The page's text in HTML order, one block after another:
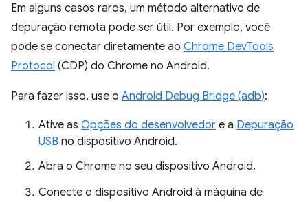
Em alguns casos raros, um método alternativo de
depuração remota pode ser útil. Por exemplo, você
pode se conectar diretamente ao Chrome DevTools
Protocol (CDP) do Chrome no Android.
Para fazer isso, use o Android Debug Bridge (adb):
Ative as Opções do desenvolvedor e a Depuração
USB no dispositivo Android.
Abra o Chrome no seu dispositivo Android.
Conecte o dispositivo Android à máquina de